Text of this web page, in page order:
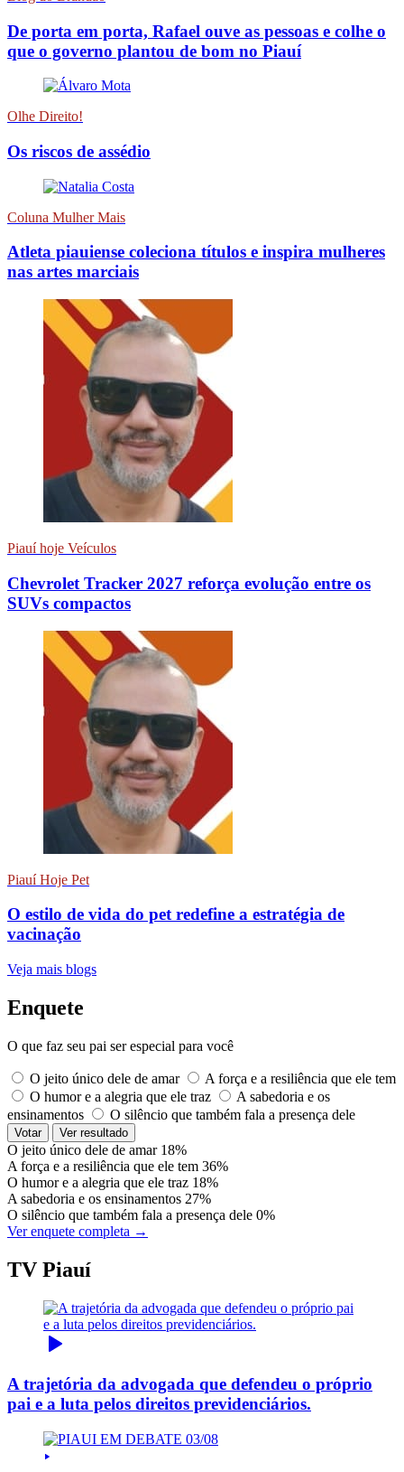
De porta em porta, Rafael ouve as pessoas e colhe o
que o governo plantou de bom no Piauí
Olhe Direito!
Os riscos de assédio
Coluna Mulher Mais
Atleta piauiense coleciona títulos e inspira mulheres
nas artes marciais
Piauí hoje Veículos
Chevrolet Tracker 2027 reforça evolução entre os
SUVs compactos
Piauí Hoje Pet
O estilo de vida do pet redefine a estratégia de
vacinação
Veja mais blogs
Enquete
O que faz seu pai ser especial para você
O jeito único dele de amar
A força e a resiliência que ele tem
O humor e a alegria que ele traz
A sabedoria e os
ensinamentos
O silêncio que também fala a presença dele
Votar Ver resultado
O jeito único dele de amar 18%
A força e a resiliência que ele tem 36%
O humor e a alegria que ele traz 18%
A sabedoria e os ensinamentos 27%
O silêncio que também fala a presença dele 0%
Ver enquete completa →
TV Piauí
A trajetória da advogada que defendeu o próprio
pai e a luta pelos direitos previdenciários.